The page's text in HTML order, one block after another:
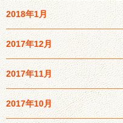
2018年1月
2017年12月
2017年11月
2017年10月